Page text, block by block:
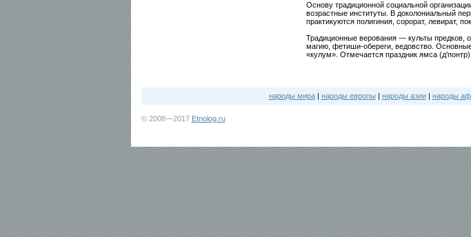
Основу традиционной социальной
возрастные институты. В доколониальный
практикуются полигиния, сорорат, левират,
Традиционные верования — культы предков,
магию, фетиши-обереги, ведовство.
«кулум». Отмечается праздник ямса (д'понтр).
народы мира| народы европы | народы азии| народы
© 2008—2017 Etnolog.ru